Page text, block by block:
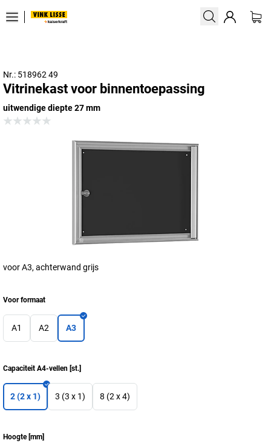
Nr.: 518962 49
Vitrinekast voor binnentoepassing
uitwendige diepte 27 mm
voor A3, achterwand grijs
Voor formaat
A1 A2 A3
Capaciteit A4-vellen [st.]
2 (2 x 1) 3 (3 x 1) 8 (2 x 4)
Hoogte[mm]